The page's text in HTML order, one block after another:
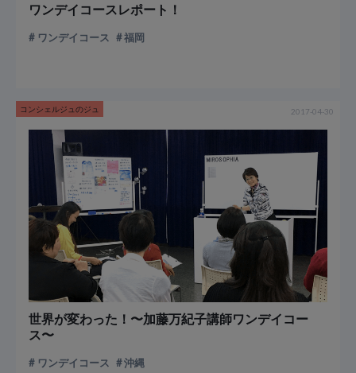
ワンデイコースレポート！
ワンデイコース 福岡
コンシェルジュのジュ 2017-04-30
世界が変わった！〜加藤万紀子講師ワンデイコー
ス〜
ワンデイコース 沖縄